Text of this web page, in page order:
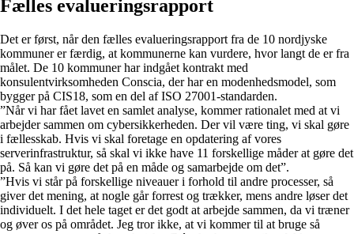
Fælles evalueringsrapport
Det er først, når den fælles evalueringsrapport fra de 10 nordjyske
kommuner er færdig, at kommunerne kan vurdere, hvor langt de er fra
målet. De 10 kommuner har indgået kontrakt med
konsulentvirksomheden Conscia, der har en modenhedsmodel, som
bygger på CIS18, som en del af ISO 27001-standarden.
”Når vi har fået lavet en samlet analyse, kommer rationalet med at vi
arbejder sammen om cybersikkerheden. Der vil være ting, vi skal gøre
i fællesskab. Hvis vi skal foretage en opdatering af vores
serverinfrastruktur, så skal vi ikke have 11 forskellige måder at gøre det
på. Så kan vi gøre det på en måde og samarbejde om det”.
”Hvis vi står på forskellige niveauer i forhold til andre processer, så
giver det mening, at nogle går forrest og trækker, mens andre løser det
individuelt. I det hele taget er det godt at arbejde sammen, da vi træner
og øver os på området. Jeg tror ikke, at vi kommer til at bruge så